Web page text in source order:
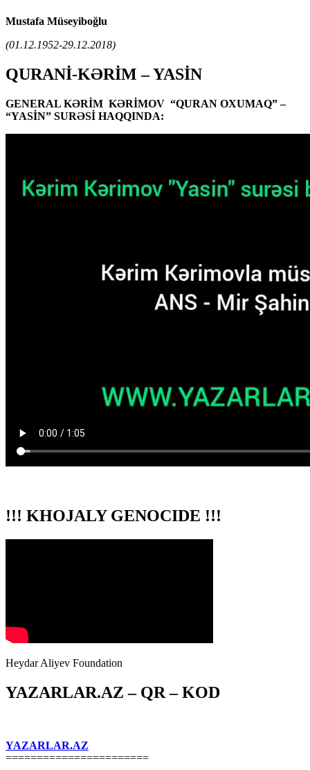
Mustafa Müseyiboğlu
(01.12.1952-29.12.2018)
QURANİ-KƏRİM – YASİN
GENERAL KƏRİM KƏRİMOV “QURAN OXUMAQ” –
“YASİN” SURƏSİ HAQQINDA:
!!! KHOJALY GENOCIDE !!!
Heydar Aliyev Foundation
YAZARLAR.AZ – QR – KOD
YAZARLAR.AZ
=======================